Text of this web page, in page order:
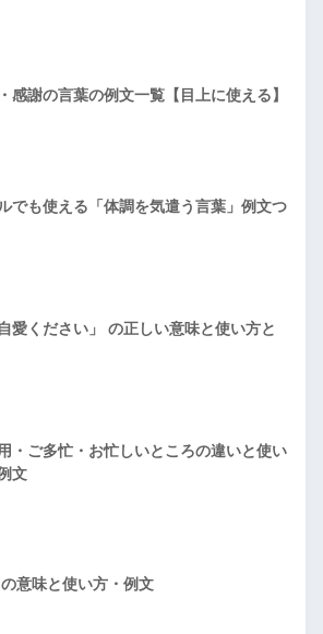
感謝の言葉の例文一覧【目上に使える】
でも使える「体調を気遣う言葉」例文つ
自愛ください」 の正しい意味と使い方と
・ご多忙・お忙しいところの違いと使い
文
意味と使い方・例文